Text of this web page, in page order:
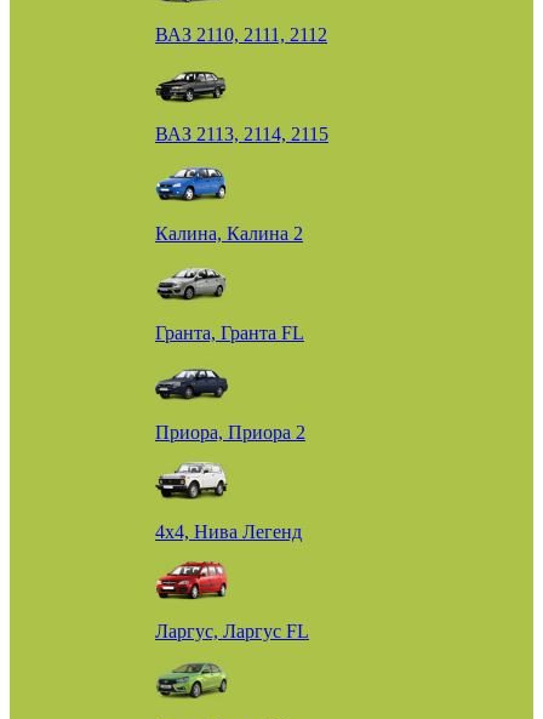
ВАЗ 2110, 2111, 2112
ВАЗ 2113, 2114, 2115
Калина, Калина 2
Гранта, Гранта FL
Приора, Приора 2
4х4, Нива Легенд
Ларгус, Ларгус FL